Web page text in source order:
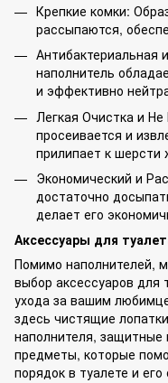
Крепкие комки:
рассыпаются,
Антибактериальная
наполнитель
и эффективно
Легкая Очистка и
просеивается и
прилипает к шерсти
Экономический и
достаточно
делает его
Аксессуары для
Помимо наполнителей,
выбор аксессуаров для
ухода за вашим
здесь чистящие
наполнителя, защитные
предметы, которые
порядок в туалете и